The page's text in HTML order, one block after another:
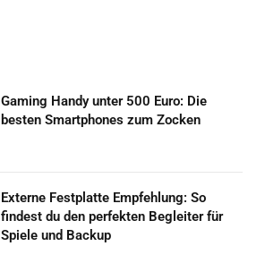
Gaming Handy unter 500 Euro: Die
besten Smartphones zum Zocken
Externe Festplatte Empfehlung: So
findest du den perfekten Begleiter für
Spiele und Backup